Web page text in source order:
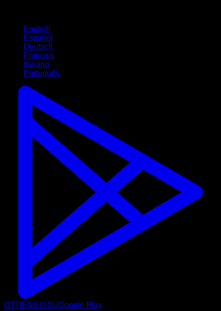
English
Español
Deutsch
Français
Italiano
Português
OTTIENILO SUGoogle Play